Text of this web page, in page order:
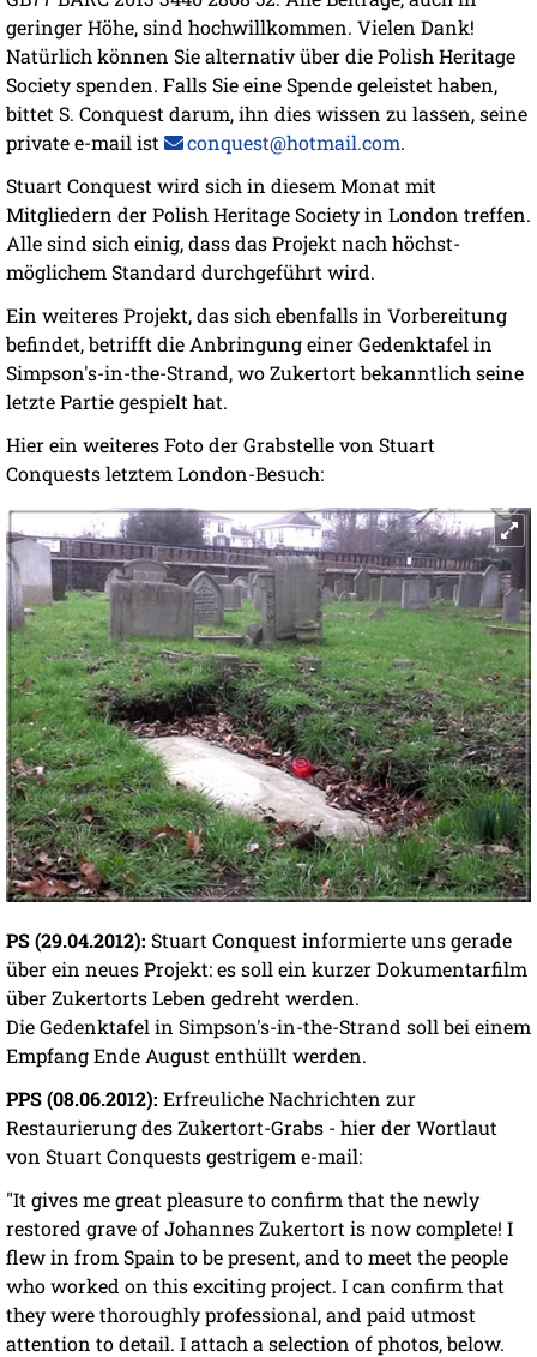
geringer Höhe, sind hochwillkommen. Vielen Dank!
Natürlich können Sie alternativ über die Polish Heritage
Society spenden. Falls Sie eine Spende geleistet haben,
bittet S. Conquest darum, ihn dies wissen zu lassen, seine
private e-mail ist
conquest@hotmail.com.
Stuart Conquest wird sich in diesem Monat mit
Mitgliedern der Polish Heritage Society in London treffen.
Alle sind sich einig, dass das Projekt nach höchst-
möglichem Standard durchgeführt wird.
Ein weiteres Projekt, das sich ebenfalls in Vorbereitung
befindet, betrifft die Anbringung einer Gedenktafel in
Simpson's-in-the-Strand, wo Zukertort bekanntlich seine
letzte Partie gespielt hat.
Hier ein weiteres Foto der Grabstelle von Stuart
Conquests letztem London-Besuch:
PS (29.04.2012): Stuart Conquest informierte uns gerade
über ein neues Projekt: es soll ein kurzer Dokumentarfilm
über Zukertorts Leben gedreht werden.
Die Gedenktafel in Simpson's-in-the-Strand soll bei einem
Empfang Ende August enthüllt werden.
PPS (08.06.2012): Erfreuliche Nachrichten zur
Restaurierung des Zukertort-Grabs - hier der Wortlaut
von Stuart Conquests gestrigem e-mail:
"It gives me great pleasure to confirm that the newly
restored grave of Johannes Zukertort is now complete! I
flew in from Spain to be present, and to meet the people
who worked on this exciting project. I can confirm that
they were thoroughly professional, and paid utmost
attention to detail. I attach a selection of photos, below.